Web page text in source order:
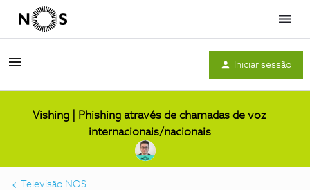
Menu
Iniciar sessão
Vishing | Phishing através de chamadas de voz
internacionais/nacionais
Televisão NOS